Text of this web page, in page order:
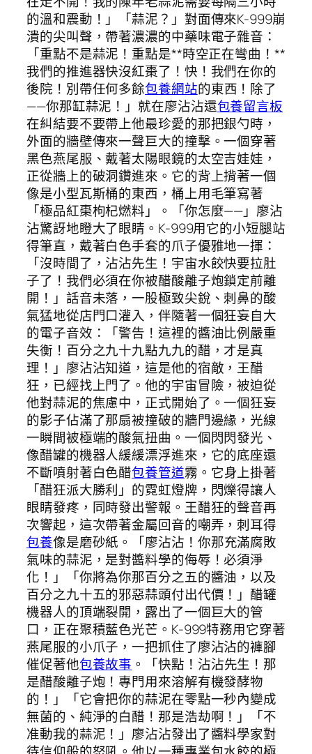
的溫和震動！」「蒜泥？」對面傳來K-999崩
潰的尖叫聲，帶著濃濃的中藥味電子雜音：
「重點不是蒜泥！重點是**時空正在彎曲！**
我們的推進器快沒紅棗了！快！我們在你的
後院！別帶任何多餘包養網站的東西！除了
——你那缸蒜泥！」就在廖沾沾還包養留言板
在糾結要不要帶上他最珍愛的那把銀勺時，
外面的牆壁傳來一聲巨大的撞擊。一個穿著
黑色燕尾服、戴著太陽眼鏡的太空吉娃娃，
正從牆上的破洞鑽進來。它的背上揹著一個
像是小型瓦斯桶的東西，桶上用毛筆寫著
「極品紅棗枸杞燃料」。「你怎麼——」廖沾
沾驚訝地瞪大了眼睛。K-999用它的小短腿站
得筆直，戴著白色手套的爪子優雅地一揮：
「沒時間了，沾沾先生！宇宙水餃快要拉肚
子了！我們必須在你被醋酸離子炮鎖定前離
開！」話音未落，一股極致尖銳、刺鼻的酸
氣猛地從店門口灌入，伴隨著一個狂妄自大
的電子音效：「警告！這裡的醬油比例嚴重
失衡！百分之九十九點九九的醋，才是真
理！」廖沾沾知道，這是他的宿敵，王醋
狂，已經找上門了。他的宇宙冒險，被迫從
他對蒜泥的焦慮中，正式開始了。一個狂妄
的影子佔滿了那扇被撞破的牆門邊緣，光線
一瞬間被極端的酸氣扭曲。一個閃閃發光、
像醋罐的機器人緩緩漂浮進來，它的底座還
不斷噴射著白色醋包養管道霧。它身上掛著
「醋狂派大勝利」的霓虹燈牌，閃爍得讓人
眼睛發疼，同時發出警報。王醋狂的聲音再
次響起，這次帶著金屬回音的嘲弄，刺耳得
包養像是磨砂紙。「廖沾沾！你那充滿腐敗
氣味的蒜泥，是對醬料學的侮辱！必須淨
化！」「你將為你那百分之五的醬油，以及
百分之九十五的邪惡蒜頭付出代價！」醋罐
機器人的頂端裂開，露出了一個巨大的管
口，正在聚積藍色光芒。K-999特務用它穿著
燕尾服的小爪子，一把抓住了廖沾沾的褲腳
催促著他包養故事 。「快點！沾沾先生！那
是醋酸離子炮！專門用來溶解有機發酵物
的！」「它會把你的蒜泥在零點一秒內變成
無菌的、純淨的白醋！那是浩劫啊！」「不
准動我的蒜泥！」廖沾沾發出了醬料學家對